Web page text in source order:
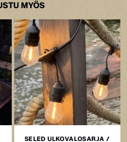
MYÖS
SELED ULKOVALOSARJA /